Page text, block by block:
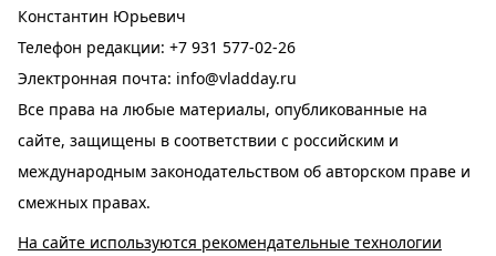
Константин Юрьевич
Телефон редакции: +7 931 577-02-26
Электронная почта: info@vladday.ru
Все права на любые материалы, опубликованные на
сайте, защищены в соответствии с российским и
международным законодательством об авторском праве и
смежных правах.
На сайте используются рекомендательные технологии